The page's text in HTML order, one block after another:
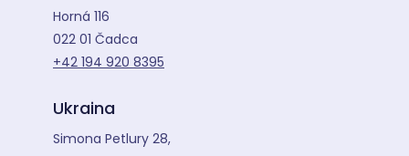
Horná 116
022 01 Čadca
+42 194 920 8395
Ukraina
Simona Petlury 28,